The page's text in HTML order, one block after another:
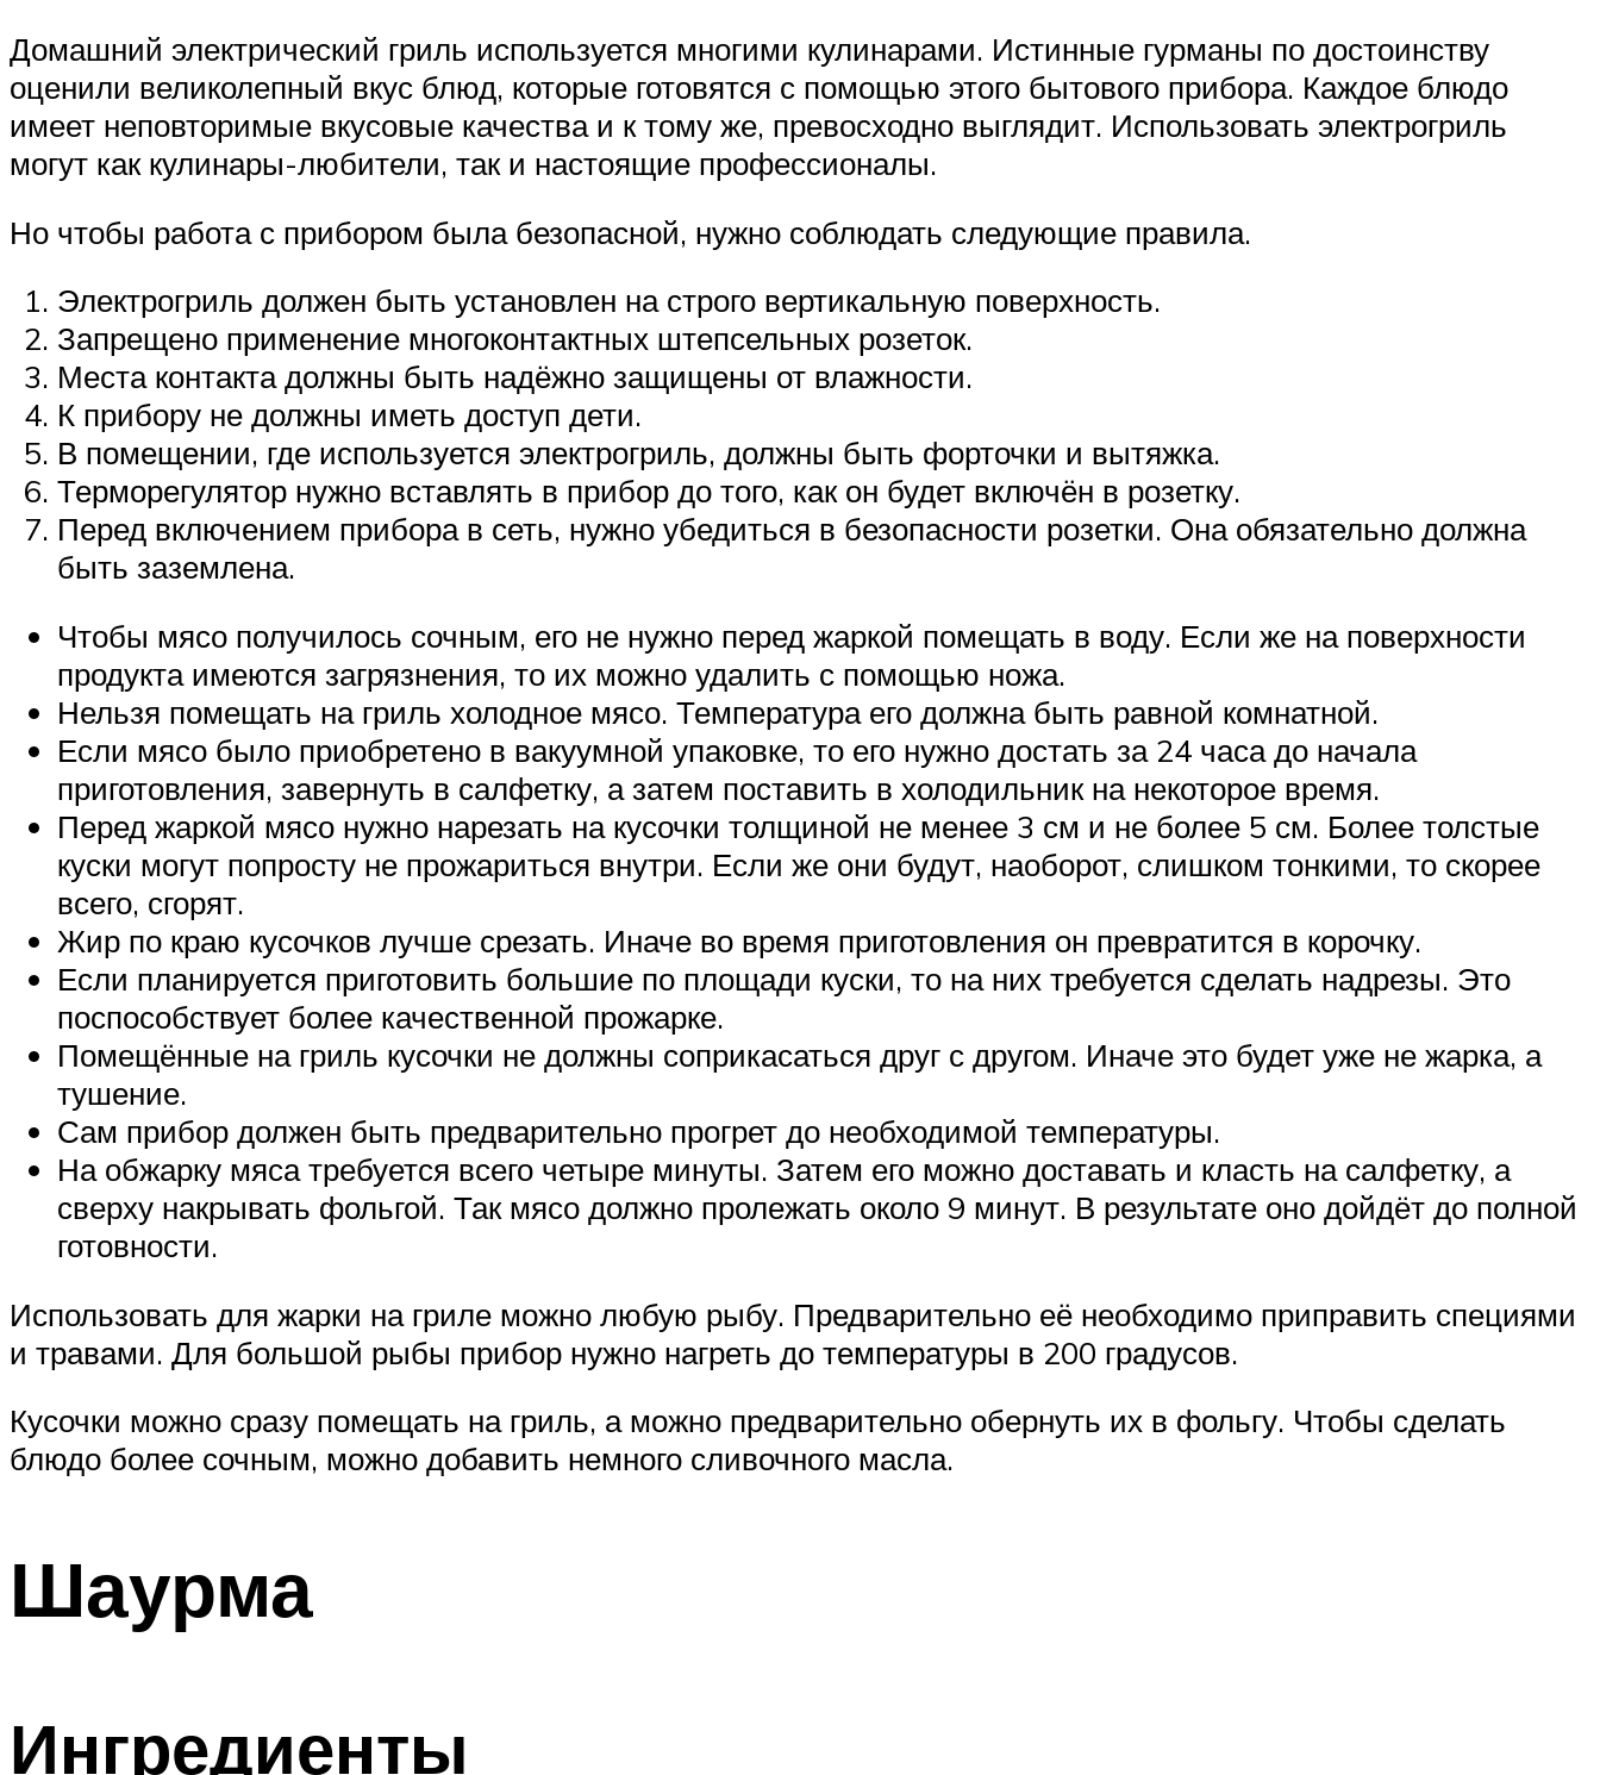
Домашний электрический гриль используется многими кулинарами. Истинные гурманы по достоинству
оценили великолепный вкус блюд, которые готовятся с помощью этого бытового прибора. Каждое блюдо
имеет неповторимые вкусовые качества и к тому же, превосходно выглядит. Использовать электрогриль
могут как кулинары-любители, так и настоящие профессионалы.
Но чтобы работа с прибором была безопасной, нужно соблюдать следующие правила.
Электрогриль должен быть установлен на строго вертикальную поверхность.
Запрещено применение многоконтактных штепсельных розеток.
Места контакта должны быть надёжно защищены от влажности.
К прибору не должны иметь доступ дети.
В помещении, где используется электрогриль, должны быть форточки и вытяжка.
Терморегулятор нужно вставлять в прибор до того, как он будет включён в розетку.
Перед включением прибора в сеть, нужно убедиться в безопасности розетки. Она обязательно должна
быть заземлена.
Чтобы мясо получилось сочным, его не нужно перед жаркой помещать в воду. Если же на поверхности
продукта имеются загрязнения, то их можно удалить с помощью ножа.
Нельзя помещать на гриль холодное мясо. Температура его должна быть равной комнатной.
Если мясо было приобретено в вакуумной упаковке, то его нужно достать за 24 часа до начала
приготовления, завернуть в салфетку, а затем поставить в холодильник на некоторое время.
Перед жаркой мясо нужно нарезать на кусочки толщиной не менее 3 см и не более 5 см. Более толстые
куски могут попросту не прожариться внутри. Если же они будут, наоборот, слишком тонкими, то скорее
всего, сгорят.
Жир по краю кусочков лучше срезать. Иначе во время приготовления он превратится в корочку.
Если планируется приготовить большие по площади куски, то на них требуется сделать надрезы. Это
поспособствует более качественной прожарке.
Помещённые на гриль кусочки не должны соприкасаться друг с другом. Иначе это будет уже не жарка, а
тушение.
Сам прибор должен быть предварительно прогрет до необходимой температуры.
На обжарку мяса требуется всего четыре минуты. Затем его можно доставать и класть на салфетку, а
сверху накрывать фольгой. Так мясо должно пролежать около 9 минут. В результате оно дойдёт до полной
готовности.
Использовать для жарки на гриле можно любую рыбу. Предварительно её необходимо приправить специями
и травами. Для большой рыбы прибор нужно нагреть до температуры в 200 градусов.
Кусочки можно сразу помещать на гриль, а можно предварительно обернуть их в фольгу. Чтобы сделать
блюдо более сочным, можно добавить немного сливочного масла.
Шаурма
Ингредиенты